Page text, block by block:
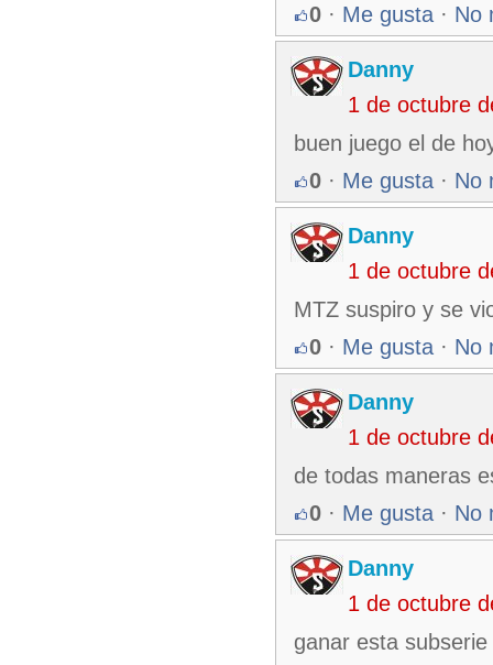
0 · Me gusta · No
Danny
1 de octubre
buen juego el de
0 · Me gusta · No
Danny
1 de octubre
MTZ suspiro y se
0 · Me gusta · No
Danny
1 de octubre
de todas maneras
0 · Me gusta · No
Danny
1 de octubre
ganar esta